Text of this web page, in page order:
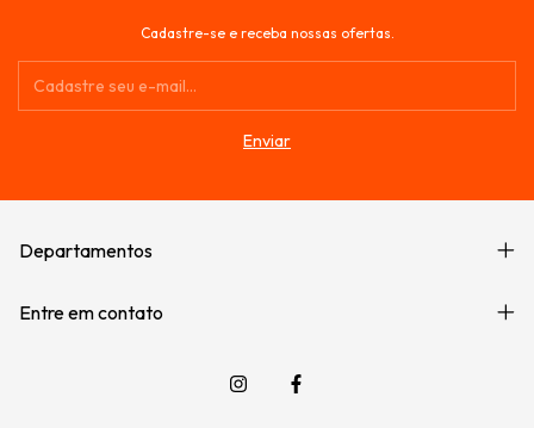
Cadastre-se e receba nossas ofertas.
Departamentos
Entre em contato